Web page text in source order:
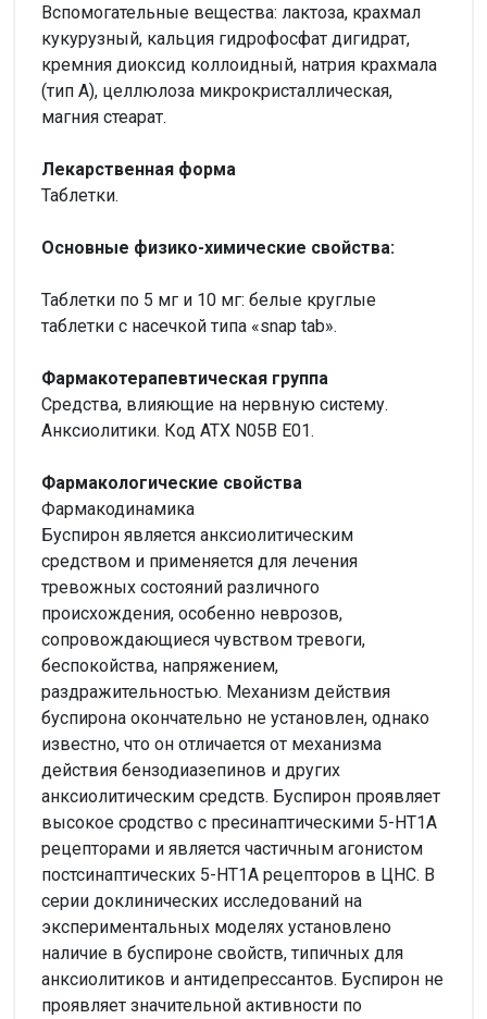
Вспомогательные вещества: лактоза, крахмал
кукурузный, кальция гидрофосфат дигидрат,
кремния диоксид коллоидный, натрия крахмала
(тип А), целлюлоза микрокристаллическая,
магния стеарат.
Лекарственная форма
Таблетки.
Основные физико-химические свойства:
Таблетки по 5 мг и 10 мг: белые круглые
таблетки с насечкой типа «snap tab».
Фармакотерапевтическая группа
Средства, влияющие на нервную систему.
Анксиолитики. Код АТХ N05B E01.
Фармакологические свойства
Фармакодинамика
Буспирон является анксиолитическим
средством и применяется для лечения
тревожных состояний различного
происхождения, особенно неврозов,
сопровождающиеся чувством тревоги,
беспокойства, напряжением,
раздражительностью. Механизм действия
буспирона окончательно не установлен, однако
известно, что он отличается от механизма
действия бензодиазепинов и других
анксиолитическим средств. Буспирон проявляет
высокое сродство с пресинаптическими 5-НТ1А
рецепторами и является частичным агонистом
постсинаптических 5-НТ1А рецепторов в ЦНС. В
серии доклинических исследований на
экспериментальных моделях установлено
наличие в буспироне свойств, типичных для
анксиолитиков и антидепрессантов. Буспирон не
проявляет значительной активности по